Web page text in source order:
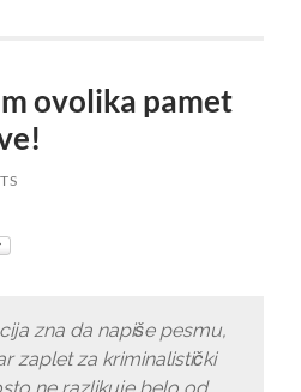
ovolika pamet
zna da napiše pesmu,
zaplet za kriminalistički